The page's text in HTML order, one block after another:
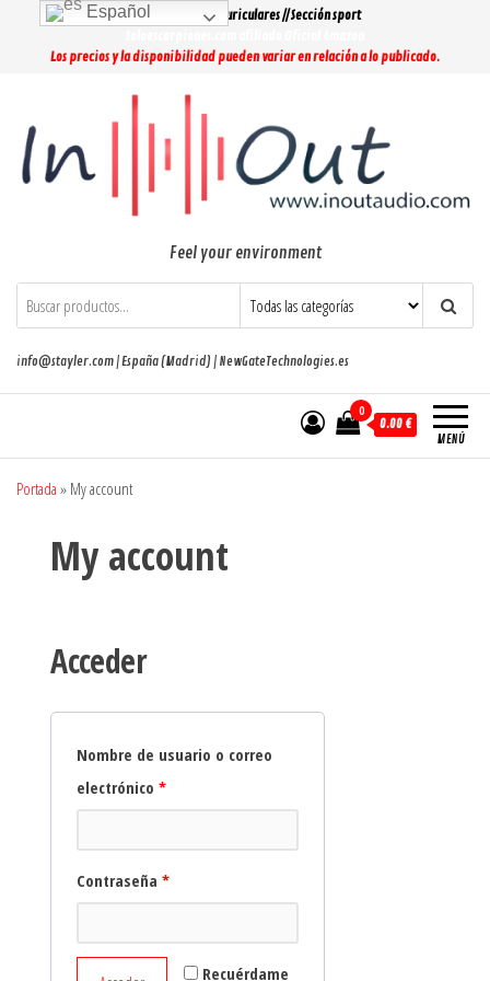
contenido
Lo más buscado: Auriculares // Sección sport
Los precios y la disponibilidad pueden variar en relación a lo publicado.
Feel your environment
info@stayler.com | España (Madrid) | NewGateTechnologies.es
MENÚ
0
0.00 €
Portada » My account
My account
Acceder
Nombre de usuario o correo
electrónico*
Contraseña*
Recuérdame
Español